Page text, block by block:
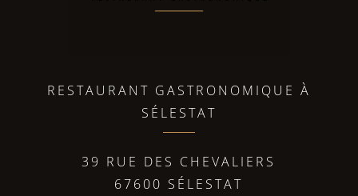
RESTAURANT GASTRONOMIQUE À
SÉLESTAT
39 RUE DES CHEVALIERS
67600 SÉLESTAT